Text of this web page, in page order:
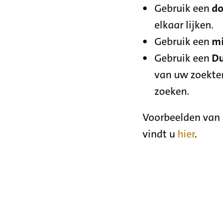
Gebruik een
elkaar lijken.
Gebruik een
Gebruik een
van uw
zoeken.
Voorbeelden
vindt u hier.